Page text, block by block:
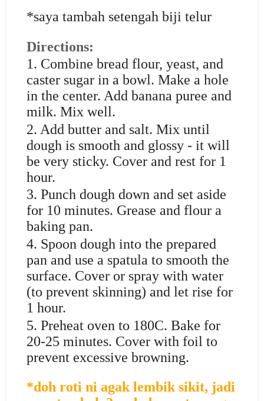
*saya tambah setengah biji telur
Directions:
1. Combine bread flour, yeast, and
caster sugar in a bowl. Make a hole
in the center. Add banana puree and
milk. Mix well.
2. Add butter and salt. Mix until
dough is smooth and glossy - it will
be very sticky. Cover and rest for 1
hour.
3. Punch dough down and set aside
for 10 minutes. Grease and flour a
baking pan.
4. Spoon dough into the prepared
pan and use a spatula to smooth the
surface. Cover or spray with water
(to prevent skinning) and let rise for
1 hour.
5. Preheat oven to 180C. Bake for
20-25 minutes. Cover with foil to
prevent excessive browning.
*doh roti ni agak lembik sikit, jadi